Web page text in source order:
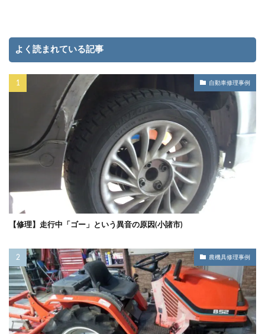
よく読まれている記事
自動車修理事例
【修理】走行中「ゴー」という異音の原因(小諸市)
農機具修理事例